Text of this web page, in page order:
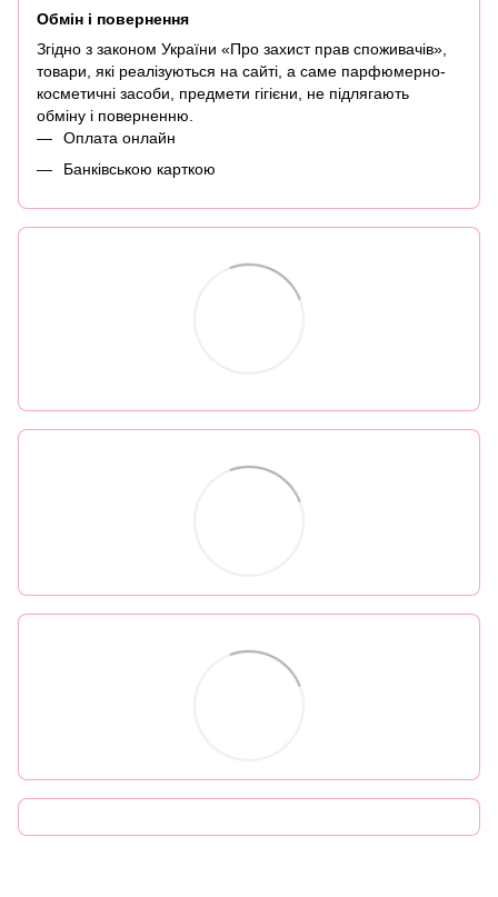
Обмін і повернення
Згідно з законом України «Про захист прав споживачів»,
товари, які реалізуються на сайті, а саме парфюмерно-
косметичні засоби, предмети гігієни, не підлягають
обміну і поверненню.
Оплата онлайн
Банківською карткою